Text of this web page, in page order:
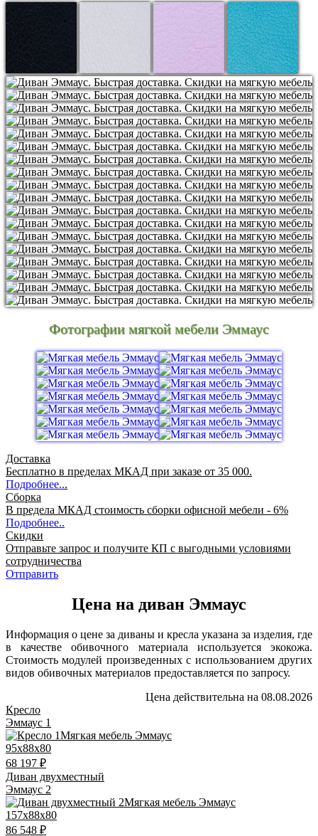
Фотографии мягкой мебели Эммаус
Доставка
Бесплатно в пределах МКАД при заказе от 35 000.
Подробнее...
Сборка
В предела МКАД стоимость сборки офисной мебели - 6%
Подробнее..
Скидки
Отправьте запрос и получите КП с выгодными условиями
сотрудничества
Отправить
Цена на диван Эммаус
Информация о цене за диваны и кресла указана за изделия, где
в качестве обивочного материала используется экокожа.
Стоимость модулей произведенных с использованием других
видов обивочных материалов предоставляется по запросу.
Цена действительна на 08.08.2026
Кресло
Эммаус 1
95x88x80
68 197 ₽
Диван двухместный
Эммаус 2
157x88x80
86 548 ₽